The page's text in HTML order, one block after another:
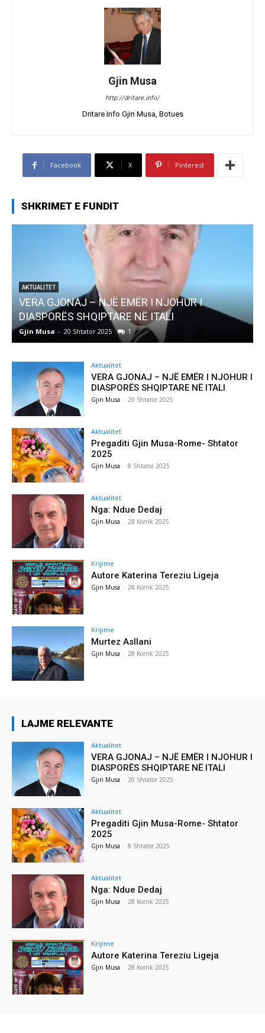
Gjin Musa
http://dritare.info/
Dritare.Info Gjin Musa, Botues
Facebook X Pinterest
SHKRIMET E FUNDIT
AKTUALITET
Pregaditi Gjin Musa-Rome- Shtator 2025
Gjin Musa - 8 Shtator 2025 0
Aktualitet
VERA GJONAJ – NJË EMËR I NJOHUR I
DIASPORËS SHQIPTARE NË ITALI
Gjin Musa - 20 Shtator 2025
Aktualitet
Pregaditi Gjin Musa-Rome- Shtator
2025
Gjin Musa - 8 Shtator 2025
Aktualitet
Nga: Ndue Dedaj
Gjin Musa - 28 Korrik 2025
Krijime
Autore Katerina Tereziu Ligeja
Gjin Musa - 28 Korrik 2025
Krijime
Murtez Asllani
Gjin Musa - 28 Korrik 2025
LAJME RELEVANTE
Aktualitet
VERA GJONAJ – NJË EMËR I NJOHUR I
DIASPORËS SHQIPTARE NË ITALI
Gjin Musa - 20 Shtator 2025
Aktualitet
Pregaditi Gjin Musa-Rome- Shtator
2025
Gjin Musa - 8 Shtator 2025
Aktualitet
Nga: Ndue Dedaj
Gjin Musa - 28 Korrik 2025
Krijime
Autore Katerina Tereziu Ligeja
Gjin Musa - 28 Korrik 2025